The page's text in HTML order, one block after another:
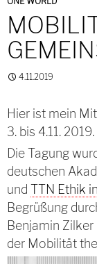
4.11.2019
Hier ist mein
3. bis 4.11. 2019.
Die Tagung
deutschen
und TTN Ethik
Begrüßung
Benjamin
der Mobilität